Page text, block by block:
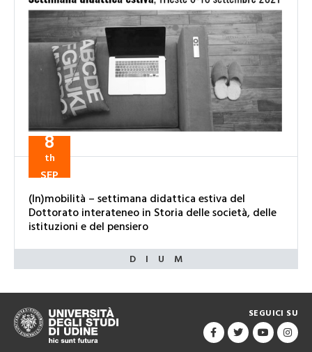
8
th
SEP
(In)mobilità – settimana didattica estiva del
Dottorato interateneo in Storia delle società, delle
istituzioni e del pensiero
SEGUICI SU